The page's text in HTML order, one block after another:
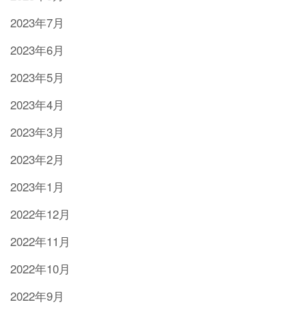
2023年7月
2023年6月
2023年5月
2023年4月
2023年3月
2023年2月
2023年1月
2022年12月
2022年11月
2022年10月
2022年9月